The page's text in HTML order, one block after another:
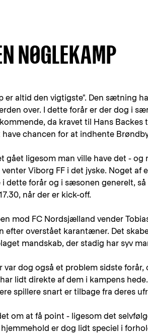
NØGLEKAMP
er altid den vigtigste". Den sætning
over. I dette forår er der dog i
da kravet til Hans Backes
chancen for at indhente
gået ligesom man ville have det - og
Viborg FF i det jyske. Noget af
dette forår og i sæsonen generelt, så
når der er kick-off.
mod FC Nordsjælland vender
efter overstået karantæner. Det
mandskab, der stadig har syv
var dog også et problem sidste
lidt direkte af dem i kampens
spillere snart er tilbage fra deres
om at få point - ligesom det
er dog lidt speciel i